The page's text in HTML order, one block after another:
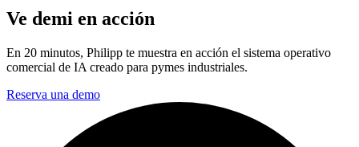
Ve demi en acción
En 20 minutos, Philipp te muestra en acción el sistema operativo
comercial de IA creado para pymes industriales.
Reserva una demo